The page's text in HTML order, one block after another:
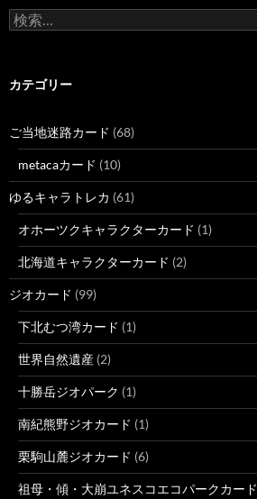
検
索:
カテゴリー
ご当地迷路カード (68)
metacaカード (10)
ゆるキャラトレカ (61)
オホーツクキャラクターカード (1)
北海道キャラクターカード (2)
ジオカード (99)
下北むつ湾カード (1)
世界自然遺産 (2)
十勝岳ジオパーク (1)
南紀熊野ジオカード (1)
栗駒山麓ジオカード (6)
祖母・傾・大崩ユネスコエコパークカード